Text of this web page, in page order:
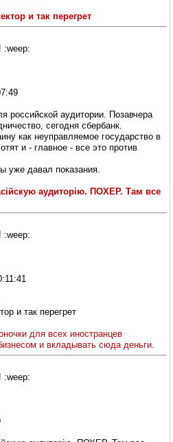
и так перегрет
:weep:
российской аудитории. Позавчера
сегодня сбербанк.
как неуправляемое государство в
и - главное - все это против
уже давал показания.
аудиторію. ПОХЕР. Там все
:weep:
и так перегрет
для всех иностранцев
и вкладывать сюда деньги.
:weep: